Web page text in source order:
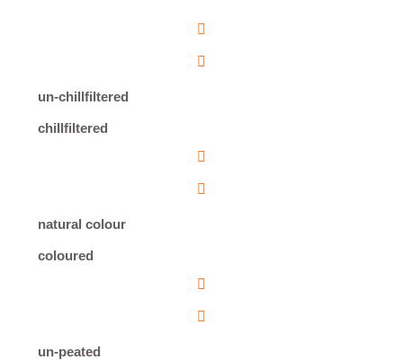
un-chillfiltered
chillfiltered
natural colour
coloured
un-peated